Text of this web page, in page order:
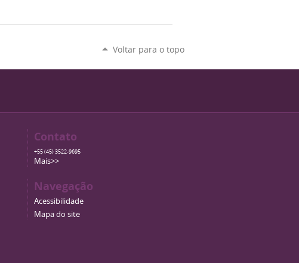
Voltar para o topo
Contato
+55 (45) 3522-9695
Mais>>
Navegação
Acessibilidade
Mapa do site